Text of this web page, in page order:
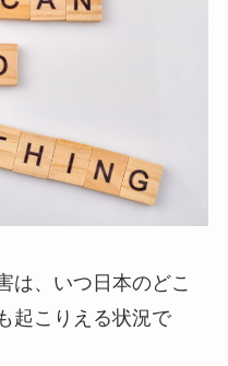
は、いつ日本のどこ
起こりえる状況で